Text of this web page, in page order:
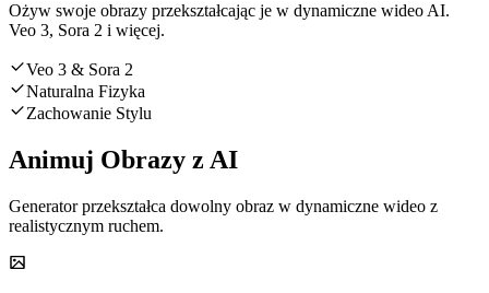
Ożyw swoje obrazy przekształcając je w dynamiczne wideo AI.
Veo 3, Sora 2 i więcej.
Veo 3 & Sora 2
Naturalna Fizyka
Zachowanie Stylu
Animuj Obrazy z AI
Generator przekształca dowolny obraz w dynamiczne wideo z
realistycznym ruchem.